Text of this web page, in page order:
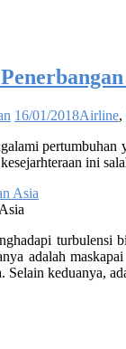
16/01/2018Airline,
ini
turbulensi
adalah
Selain keduanya,